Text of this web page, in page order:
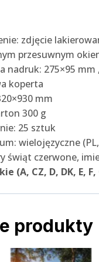
zdjęcie
przesuwnym
nadruk: 275×95
koperta
mm
300 g
25 sztuk
wielojęzyczne (PL,
świąt czerwone,
(A, CZ, D, DK, E, F,
produkty